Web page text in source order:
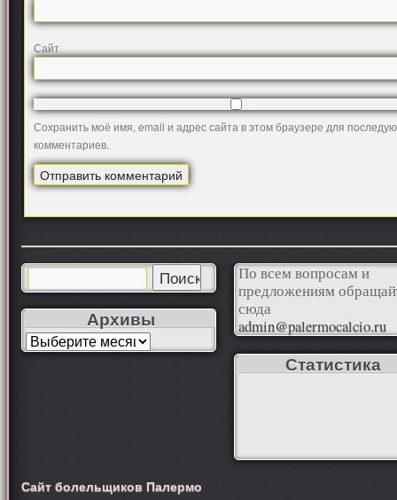
Сайт
Сохранить моё имя, email и адрес сайта в этом браузере для
комментариев.
Архивы
По всем вопросам и
предложениям
сюда
admin@palermocalcio.ru
Статистика
Сайт болельщиков Палермо